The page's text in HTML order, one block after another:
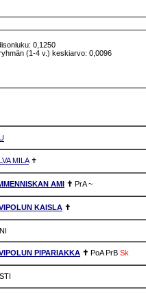
0,1250
(1-4 v.) keskiarvo: 0,0096
MILA✝
AMI ✝ PrA ~
KAISLA ✝
PIPARIAKKA ✝ PoA PrB Sk